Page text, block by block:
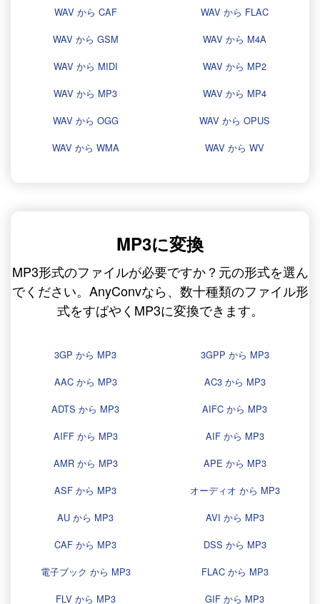
WAV から CAF
WAV から FLAC
WAV から GSM
WAV から M4A
WAV から MIDI
WAV から MP2
WAV から MP3
WAV から MP4
WAV から OGG
WAV から OPUS
WAV から WMA
WAV から WV
MP3に変換
MP3形式のファイルが必要ですか？元の形式を選ん
でください。AnyConvなら、数十種類のファイル形
式をすばやくMP3に変換できます。
3GP から MP3
3GPP から MP3
AAC から MP3
AC3 から MP3
ADTS から MP3
AIFC から MP3
AIFF から MP3
AIF から MP3
AMR から MP3
APE から MP3
ASF から MP3
オーディオ から MP3
AU から MP3
AVI から MP3
CAF から MP3
DSS から MP3
電子ブック から MP3
FLAC から MP3
FLV から MP3
GIF から MP3